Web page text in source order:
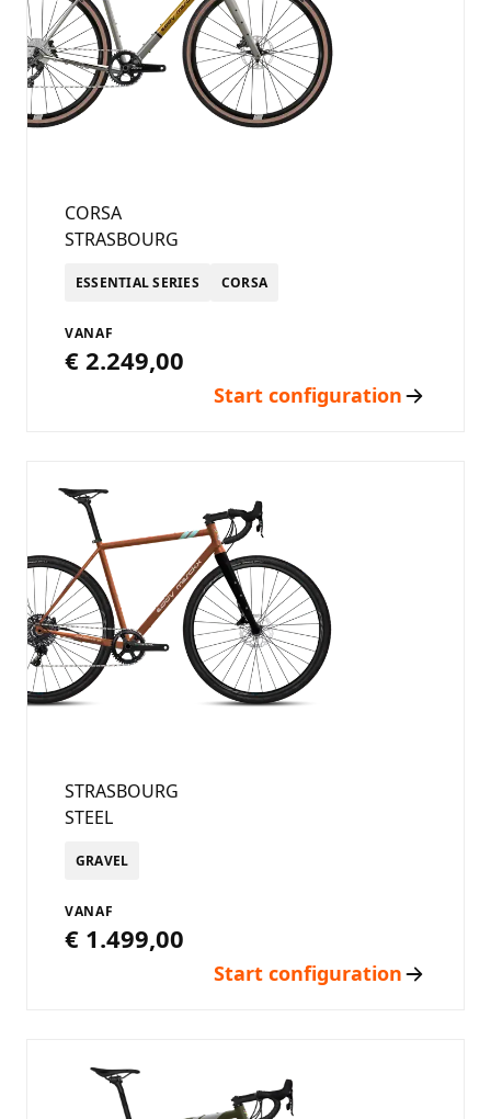
CORSA
STRASBOURG
ESSENTIAL SERIES CORSA
VANAF
€ 2.249,00
Start configuration
STRASBOURG
STEEL
GRAVEL
VANAF
€ 1.499,00
Start configuration